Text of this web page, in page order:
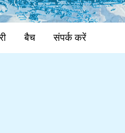
बैच संपर्क करें